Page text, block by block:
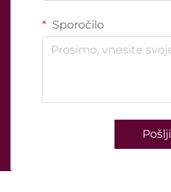
Sporočilo
Pošlji